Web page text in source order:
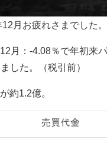
月お疲れさまでした。
月：-4.08％で年初来
した。（税引前）
約1.2億。